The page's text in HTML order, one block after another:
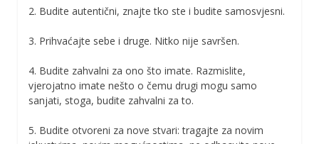
2. Budite autentični, znajte tko ste i budite samosvjesni.
3. Prihvaćajte sebe i druge. Nitko nije savršen.
4. Budite zahvalni za ono što imate. Razmislite,
vjerojatno imate nešto o čemu drugi mogu samo
sanjati, stoga, budite zahvalni za to.
5. Budite otvoreni za nove stvari: tragajte za novim